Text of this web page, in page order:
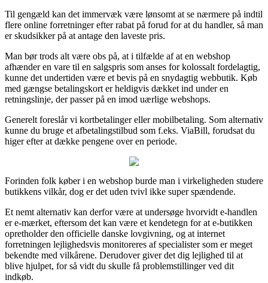
Til gengæld kan det immervæk være lønsomt at se nærmere på indtil
flere online forretninger efter rabat på forud for at du handler, så man
er skudsikker på at antage den laveste pris.
Man bør trods alt være obs på, at i tilfælde af at en webshop
afhænder en vare til en salgspris som anses for kolossalt fordelagtig,
kunne det undertiden være et bevis på en snydagtig webbutik. Køb
med gængse betalingskort er heldigvis dækket ind under en
retningslinje, der passer på en imod uærlige webshops.
Generelt foreslår vi kortbetalinger eller mobilbetaling. Som alternativ
kunne du bruge et afbetalingstilbud som f.eks. ViaBill, forudsat du
higer efter at dække pengene over en periode.
Forinden folk køber i en webshop burde man i virkeligheden studere
butikkens vilkår, dog er det uden tvivl ikke super spændende.
Et nemt alternativ kan derfor være at undersøge hvorvidt e-handlen
er e-mærket, eftersom det kan være et kendetegn for at e-butikken
opretholder den officielle danske lovgivning, og at internet
forretningen lejlighedsvis monitoreres af specialister som er meget
bekendte med vilkårene. Derudover giver det dig lejlighed til at
blive hjulpet, for så vidt du skulle få problemstillinger ved dit
indkøb.